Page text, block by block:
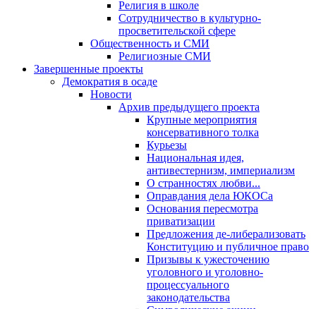
Религия в школе
Сотрудничество в культурно-
просветительской сфере
Общественность и СМИ
Религиозные СМИ
Завершенные проекты
Демократия в осаде
Новости
Архив предыдущего проекта
Крупные мероприятия
консервативного толка
Курьезы
Национальная идея,
антивестернизм, империализм
О странностях любви...
Оправдания дела ЮКОСа
Основания пересмотра
приватизации
Предложения де-либерализовать
Конституцию и публичное право
Призывы к ужесточению
уголовного и уголовно-
процессуального
законодательства